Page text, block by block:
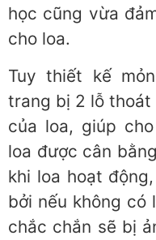
học cũng vừa
cho loa.
Tuy thiết kế
trang bị 2 lỗ
của loa, giúp
loa được cân
khi loa hoạt
bởi nếu không có
chắc chắn sẽ bị